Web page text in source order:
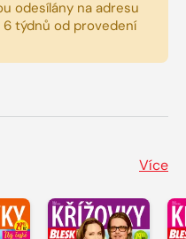
odesílány na adresu
týdnů od provedení
Více